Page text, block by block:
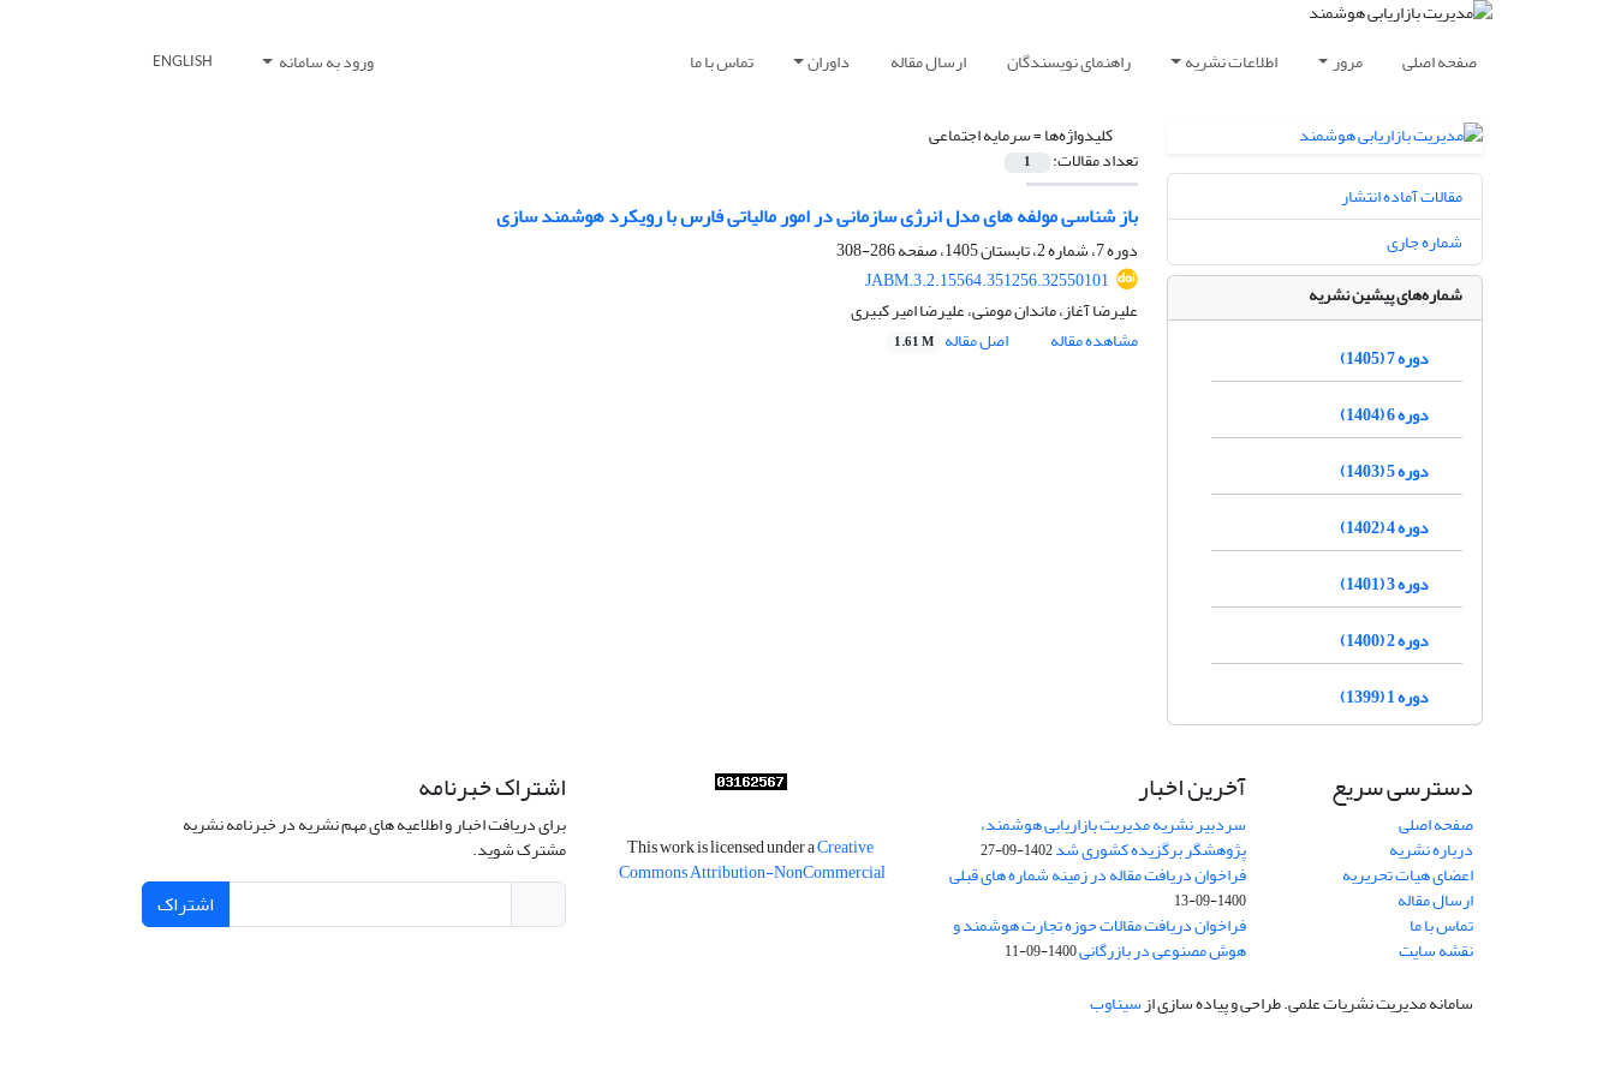
صفحه اصلی مرور اطلاعات نشریه راهنمای نویسندگان ارسال مقاله داوران تماس با ما ورود به سامانه ENGLISH
کلیدواژه‌ها =سرمایه اجتماعی
تعداد مقالات: 1
باز شناسی مولفه های مدل انرژی سازمانی در امور مالیاتی فارس با رویکرد هوشمند سازی
دوره 7، شماره 2، تابستان 1405، صفحه
286-308
JABM.3.2.15564.351256.32550101
علیرضا آغاز، ماندان مومنی، علیرضا امیر کبیری
مشاهده مقاله
اصل مقاله 1.61 M
مقالات آماده انتشار
شماره جاری
شماره‌های پیشین نشریه
دوره 7 (1405)
دوره 6 (1404)
دوره 5 (1403)
دوره 4 (1402)
دوره 3 (1401)
دوره 2 (1400)
دوره 1 (1399)
دسترسی سریع
صفحه اصلی
درباره نشریه
اعضای هیات تحریریه
ارسال مقاله
تماس با ما
نقشه سایت
آخرین اخبار
سردبیر نشریه مدیریت بازاریابی هوشمند،
پژوهشگر برگزیده کشوری شد1402-09-27
فراخوان دریافت مقاله در زمینه شماره های قبلی
1400-09-13
فراخوان دریافت مقالات حوزه تجارت هوشمند و
هوش مصنوعی در بازرگانی1400-09-11
This work is licensed under aCreative
Commons Attribution-NonCommercial
اشتراک خبرنامه
برای دریافت اخبار و اطلاعیه های مهم نشریه در خبرنامه نشریه
مشترک شوید.
اشتراک
سامانه مدیریت نشریات علمی.طراحی و پیاده سازی ازسیناوب